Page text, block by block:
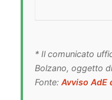
* Il comunicato
Bolzano, oggetto
Fonte: Avviso AdE